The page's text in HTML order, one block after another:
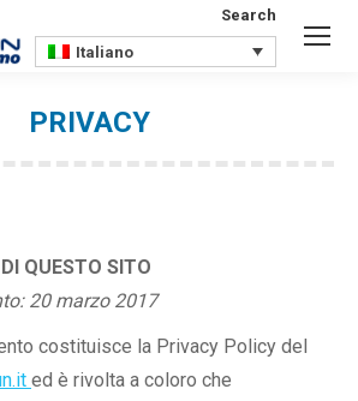
Search:
Search
Italiano
PRIVACY
QUESTO SITO
20 marzo 2017
costituisce la Privacy Policy del
ed è rivolta a coloro che